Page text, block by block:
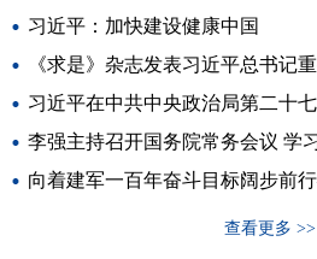
习近平：加快建设健康中国
查看更多 >>